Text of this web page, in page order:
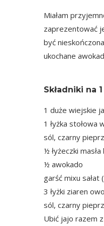
Miałam
zaprezentować
być
ukochane
Składniki na
1 duże wiejskie
1 łyżka stołowa
sól, czarny pieprz
½ łyżeczki
½ awokado
garść mixu sałat
3 łyżki ziaren
sól, czarny
Ubić jajo razem